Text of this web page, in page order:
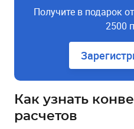
Получите в подарок
2500
Как узнать
расчетов